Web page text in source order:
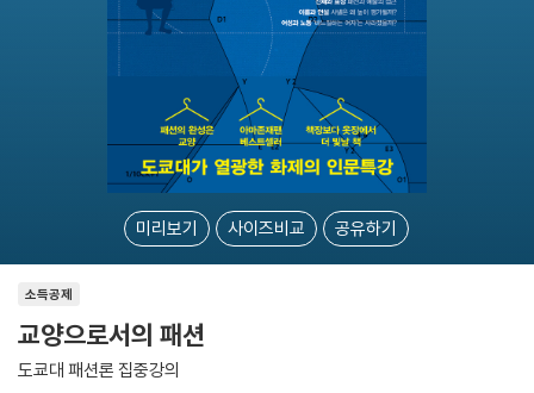
미리보기 사이즈비교 공유하기
소득공제
교양으로서의 패션
도쿄대 패션론 집중강의